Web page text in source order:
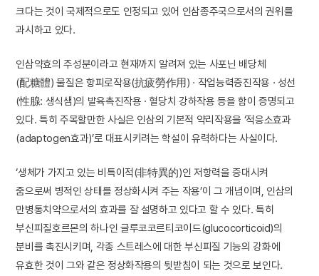
크다는 것이 국제적으로도 인정되고 있어 인삼종주국으로서의 권위를
과시하고 있다.
인삼약효의 주성분이라고 현재까지 알려져 있는 사포닌 배당체
(配糖體) 물질은 항피로작용(抗疲勞作用) · 작업능력증진작용 · 성선
(性腺: 생식샘)의 발육촉진작용 · 혈당치 강하작용 등을 함이 증명되고
있다. 특히 주목할만한 사실은 인삼의 기본적 약리작용을 ‘적응소효과
(adaptogen효과)’로 대표시키려는 학설이 유력하다는 사실이다.
‘생체가 가지고 있는 비특이적(非特異的)인 저항력을 증대시켜
줌으로써 병적인 상태를 정상화시켜 주는 작용’이 그 개념이며, 인삼의
만병통치약으로서의 효과를 잘 설명하고 있다고 할 수 있다. 특히
부신피질호르몬의 하나인 글루코코르티코이드(glucocorticoid)의
분비를 촉진시키며, 각종 스트레스에 대한 부신피질 기능의 강화에
유효한 것이 그와 같은 정상화작용의 뒷받침이 되는 것으로 보인다.